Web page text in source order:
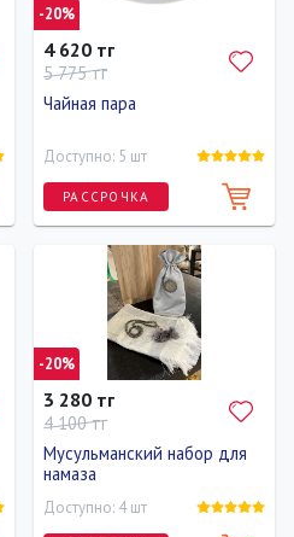
-20%
4 620 тг
5 775 тг
Чайная пара
Доступно: 5 шт
РАССРОЧКА
-20%
3 280 тг
4 100 тг
Мусульманский набор для
намаза
Доступно: 4 шт